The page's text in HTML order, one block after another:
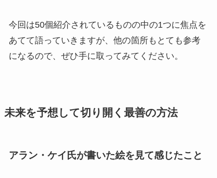
今回は50個紹介されているものの中の1つに焦点を
あてて語っていきますが、他の箇所もとても参考
になるので、ぜひ手に取ってみてください。
未来を予想して切り開く最善の方法
アラン・ケイ氏が書いた絵を見て感じたこと